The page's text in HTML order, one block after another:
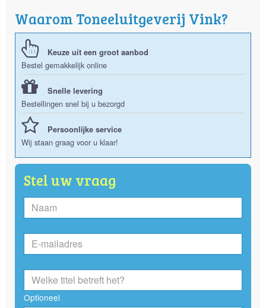
Waarom Toneeluitgeverij Vink?
Keuze uit een groot aanbod
Bestel gemakkelijk online
Snelle levering
Bestellingen snel bij u bezorgd
Persoonlijke service
Wij staan graag voor u klaar!
Stel uw vraag
Optioneel